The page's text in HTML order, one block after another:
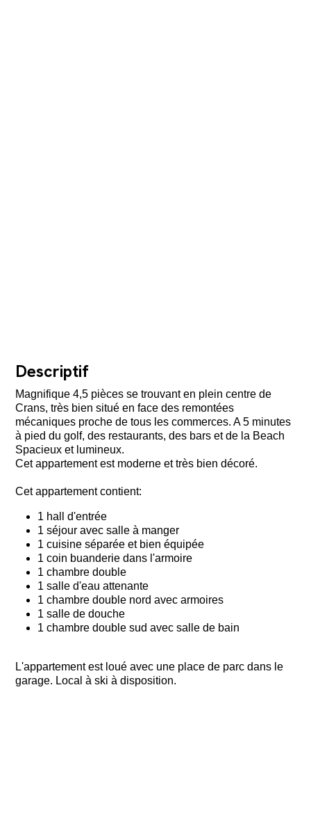
Descriptif
Magnifique 4,5 pièces se trouvant en plein centre de
Crans, très bien situé en face des remontées
mécaniques proche de tous les commerces. A 5 minutes
à pied du golf, des restaurants, des bars et de la Beach
Spacieux et lumineux.
Cet appartement est moderne et très bien décoré.
Cet appartement contient:
1 hall d'entrée
1 séjour avec salle à manger
1 cuisine séparée et bien équipée
1 coin buanderie dans l'armoire
1 chambre double
1 salle d'eau attenante
1 chambre double nord avec armoires
1 salle de douche
1 chambre double sud avec salle de bain
L'appartement est loué avec une place de parc dans le
garage. Local à ski à disposition.